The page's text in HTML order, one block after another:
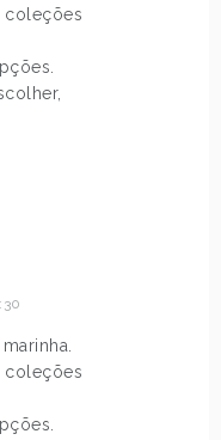
coleções
coleções